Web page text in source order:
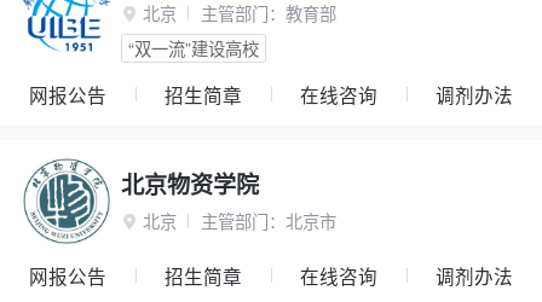
 北京 主管部门： 教育部
“双一流”建设高校
网报公告 招生简章 在线咨询 调剂办法
北京物资学院
 北京 主管部门： 北京市
网报公告 招生简章 在线咨询 调剂办法